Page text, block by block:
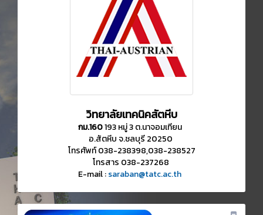
วิทยาลัยเทคนิคสัตหีบ
กม.160193 หมู่ 3 ต.นาจอมเทียน
อ.สัตหีบ จ.ชลบุรี 20250
โทรศัพท์ 038-238398,038-238527
โทรสาร 038-237268
E-mail :saraban@tatc.ac.th